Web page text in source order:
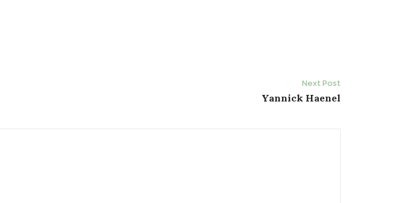
Next Post
Yannick Haenel